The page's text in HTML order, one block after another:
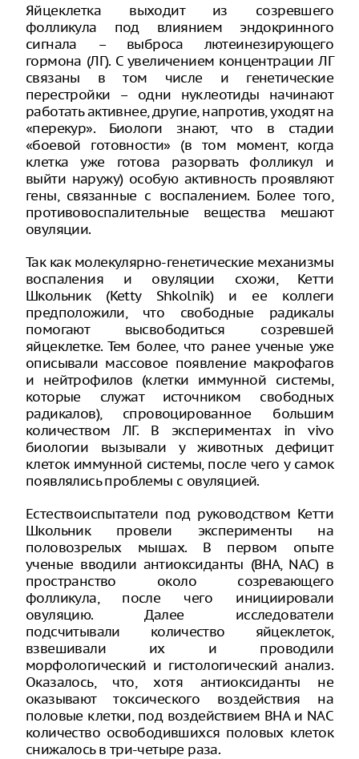
Яйцеклетка выходит из созревшего
фолликула под влиянием эндокринного
сигнала – выброса лютеинезирующего
гормона (ЛГ). С увеличением концентрации ЛГ
связаны в том числе и генетические
перестройки – одни нуклеотиды начинают
работать активнее, другие, напротив, уходят на
«перекур». Биологи знают, что в стадии
«боевой готовности» (в том момент, когда
клетка уже готова разорвать фолликул и
выйти наружу) особую активность проявляют
гены, связанные с воспалением. Более того,
противовоспалительные вещества мешают
овуляции.
Так как молекулярно-генетические механизмы
воспаления и овуляции схожи, Кетти
Школьник (Ketty Shkolnik) и ее коллеги
предположили, что свободные радикалы
помогают высвободиться созревшей
яйцеклетке. Тем более, что ранее ученые уже
описывали массовое появление макрофагов
и нейтрофилов (клетки иммунной системы,
которые служат источником свободных
радикалов), спровоцированное большим
количеством ЛГ. В экспериментах in vivo
биологии вызывали у животных дефицит
клеток иммунной системы, после чего у самок
появлялись проблемы с овуляцией.
Естествоиспытатели под руководством Кетти
Школьник провели эксперименты на
половозрелых мышах. В первом опыте
ученые вводили антиоксиданты (BHA, NAC) в
пространство около созревающего
фолликула, после чего инициировали
овуляцию. Далее исследователи
подсчитывали количество яйцеклеток,
взвешивали их и проводили
морфологический и гистологический анализ.
Оказалось, что, хотя антиоксиданты не
оказывают токсического воздействия на
половые клетки, под воздействием BHA и NAC
количество освободившихся половых клеток
снижалось в три-четыре раза.